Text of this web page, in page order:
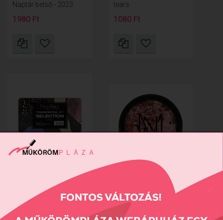
Naptár belső - 2023
1980 Ft
tears
1080 Ft
2350 Ft
MN glitter 1 - barack
820 Ft